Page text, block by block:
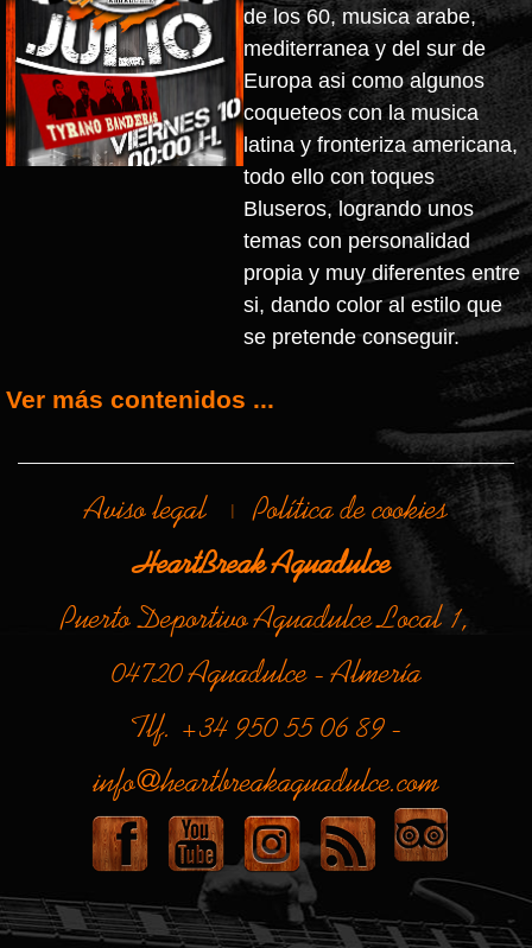
de los 60, musica arabe,
mediterranea y del sur de
Europa asi como algunos
coqueteos con la musica
latina y fronteriza americana,
todo ello con toques
Bluseros, logrando unos
temas con personalidad
propia y muy diferentes entre
si, dando color al estilo que
se pretende conseguir.
Ver más contenidos ...
Aviso legal |Política de cookies
HeartBreak Aguadulce
Puerto Deportivo Aguadulce Local 1,
04720 Aguadulce - Almería
Tlf. +34 950 55 06 89 -
info@heartbreakaguadulce.com